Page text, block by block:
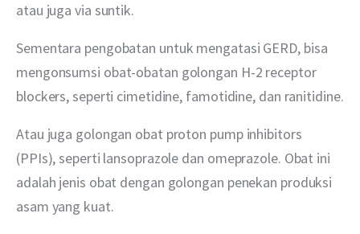
atau juga via suntik.
Sementara pengobatan untuk mengatasi GERD, bisa
mengonsumsi obat-obatan golongan H-2 receptor
blockers, seperti cimetidine, famotidine, dan ranitidine.
Atau juga golongan obat proton pump inhibitors
(PPIs), seperti lansoprazole dan omeprazole. Obat ini
adalah jenis obat dengan golongan penekan produksi
asam yang kuat.